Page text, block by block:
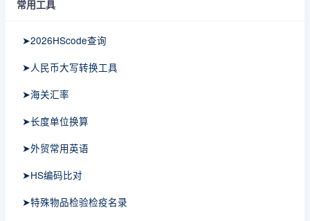
常用工具
➤2026HScode查询
➤人民币大写转换工具
➤海关汇率
➤长度单位换算
➤外贸常用英语
➤HS编码比对
➤特殊物品检验检疫名录